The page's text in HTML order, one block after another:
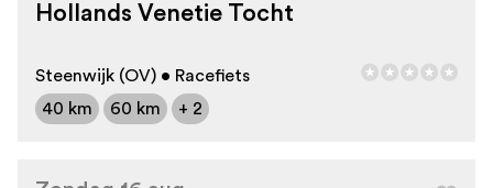
Hollands Venetie Tocht
Steenwijk (OV) • Racefiets
40 km
60 km + 2